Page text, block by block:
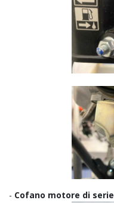
- Cofano motore di serie